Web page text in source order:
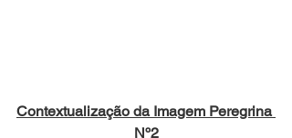
Contextualização da Imagem Peregrina
Nº2